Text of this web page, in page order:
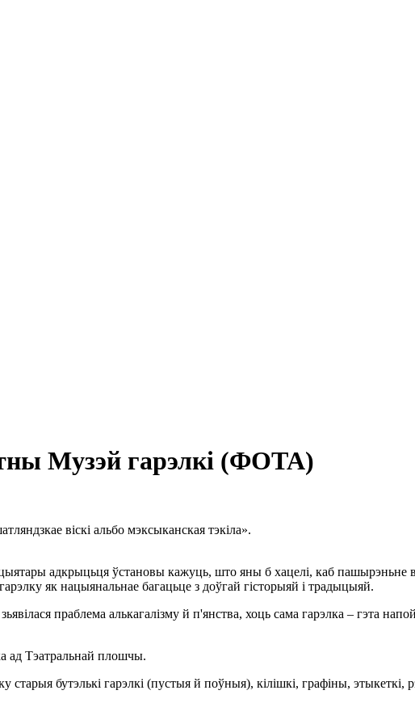
Музэй гарэлкі (ФОТА)
віскі альбо мэксыканская тэкіла».
адкрыцьця ўстановы кажуць, што яны б хацелі, каб пашырэньне
як нацыянальнае багацьце з доўгай гісторыяй і традыцыяй.
праблема алькагалізму й п'янства, хоць сама гарэлка – гэта
ад Тэатральнай плошчы.
бутэлькі гарэлкі (пустыя й поўныя), кілішкі, графіны, этыкеткі,